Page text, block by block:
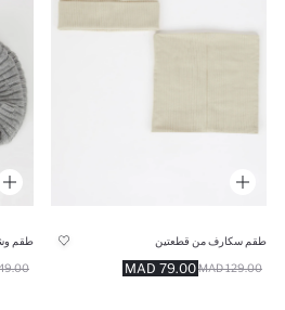
طقم سكارف من قطعتين
79.00 MAD 129.00 MAD
طقم
MAD